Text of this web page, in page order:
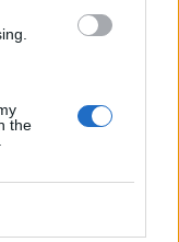
the
pridonosi tome
također
bolja prokrvljenost
u hladnoj vodi
kakav tek